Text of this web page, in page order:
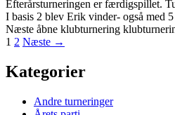
Efterårsturneringen er færdigspillet.
I basis 2 blev Erik vinder- også med
Næste åbne klubturnering
Indlægsnavigation
1 2 Næste →
Kategorier
Andre turneringer